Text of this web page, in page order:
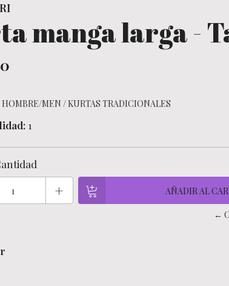
manga larga -
HOMBRE/MEN /KURTAS TRADICIONALES
1
+
←